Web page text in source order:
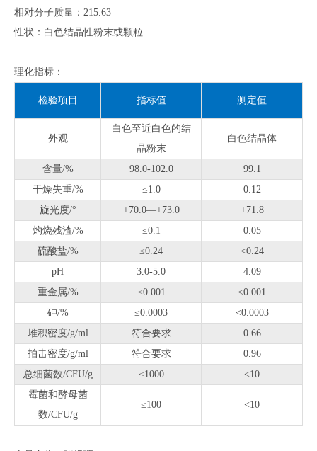
相对分子质量：215.63
性状：白色结晶性粉末或颗粒
理化指标：
检验项目 指标值 测定值
外观
白色至近白色的结
晶粉末
白色结晶体
含量/% 98.0-102.0
99.1
干燥失重/%
≤1.0
0.12
旋光度/°
+70.0—+73.0
+71.8
灼烧残渣/%
≤0.1
0.05
硫酸盐/%
≤0.24
<0.24
pH
3.0-5.0
4.09
重金属/%
≤0.001
<0.001
砷/%
≤0.0003
<0.0003
堆积密度/g/ml
符合要求
0.66
拍击密度/g/ml
符合要求
0.96
总细菌数/CFU/g
≤1000
<10
霉菌和酵母菌
数/CFU/g
≤100 <10